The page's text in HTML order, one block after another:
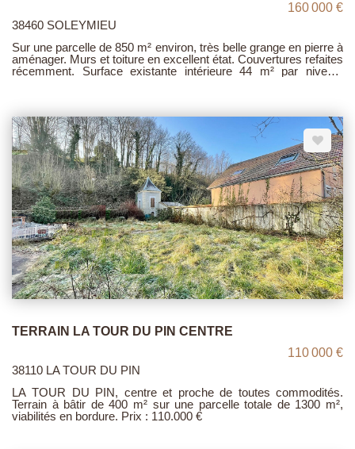
160 000 €
38460 SOLEYMIEU
Sur une parcelle de 850 m² environ, très belle grange en pierre à
aménager. Murs et toiture en excellent état. Couvertures refaites
récemment. Surface existante intérieure 44 m² par niveau.
TERRAIN LA TOUR DU PIN CENTRE
110 000 €
38110 LA TOUR DU PIN
LA TOUR DU PIN, centre et proche de toutes commodités.
Terrain à bâtir de 400 m² sur une parcelle totale de 1300 m²,
viabilités en bordure. Prix : 110.000 €